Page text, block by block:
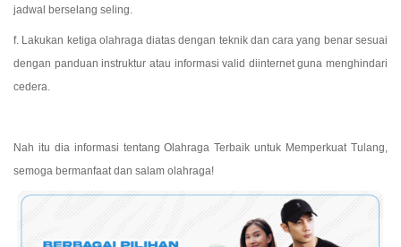
jadwal berselang seling.
f. Lakukan ketiga olahraga diatas dengan teknik dan cara yang benar sesuai
dengan panduan instruktur atau informasi valid diinternet guna menghindari
cedera.
Nah itu dia informasi tentang Olahraga Terbaik untuk Memperkuat Tulang,
semoga bermanfaat dan salam olahraga!